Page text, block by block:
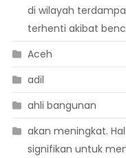
di wilayah
terhenti akibat
Aceh
adil
ahli bangunan
akan meningkat.
signifikan untuk